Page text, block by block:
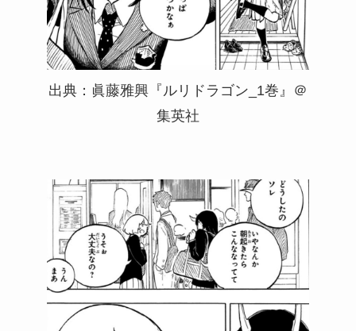
出典：眞藤雅興『ルリドラゴン_1巻』＠
集英社